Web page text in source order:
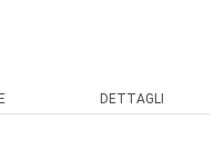
DETTAGLI